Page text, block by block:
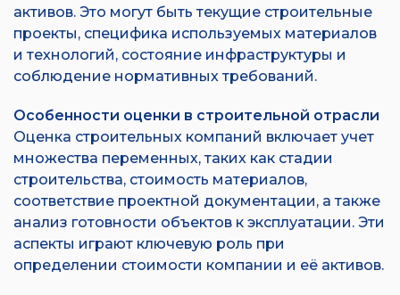
активов. Это могут быть текущие строительные
проекты, специфика используемых материалов
и технологий, состояние инфраструктуры и
соблюдение нормативных требований.
Особенности оценки в строительной отрасли
Оценка строительных компаний включает учет
множества переменных, таких как стадии
строительства, стоимость материалов,
соответствие проектной документации, а также
анализ готовности объектов к эксплуатации. Эти
аспекты играют ключевую роль при
определении стоимости компании и её активов.